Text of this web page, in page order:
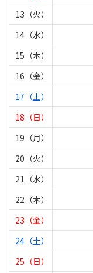
13（火）
14（水）
15（木）
16（金）
17（土）
18（日）
19（月）
20（火）
21（水）
22（木）
23（金）
24（土）
25（日）